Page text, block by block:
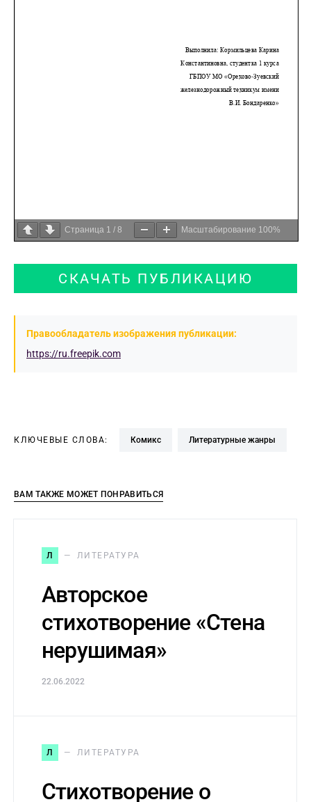
Страница 1 / 8 Масштабирование 100%
СКАЧАТЬ ПУБЛИКАЦИЮ
Правообладатель изображения публикации:
https://ru.freepik.com
КЛЮЧЕВЫЕ СЛОВА: комикс литературные жанры
ВАМ ТАКЖЕ МОЖЕТ ПОНРАВИТЬСЯ
Л ЛИТЕРАТУРА
Авторское
стихотворение «Стена
нерушимая»
22.06.2022
Л ЛИТЕРАТУРА
Стихотворение о